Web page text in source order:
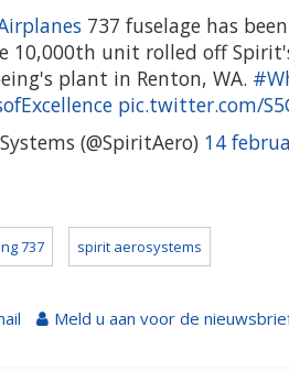
737 fuselage has
10,000th unit rolled off
plant in Renton, WA.
pic.twitter.com/
(@SpiritAero) 14
737 spirit aerosystems
Meld u aan voor de